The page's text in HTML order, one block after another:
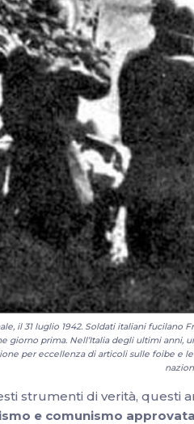
il 31 luglio 1942. Soldati italiani fucilano
giorno prima. Nell’Italia degli ultimi anni,
per eccellenza di articoli sulle foibe e
strumenti di verità, questi
e comunismo